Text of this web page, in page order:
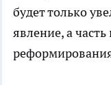
будет только
явление, а